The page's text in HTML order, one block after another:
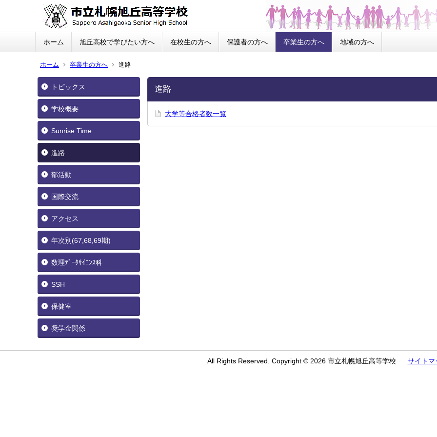
ホーム 旭丘高校で学びたい方へ 在校生の方へ 保護者の方へ 卒業生の方へ 地域の方へ
ホーム 卒業生の方へ 進路
トピックス
学校概要
Sunrise Time
進路
部活動
国際交流
アクセス
年次別(67,68,69期)
数理ﾃﾞｰﾀｻｲｴﾝｽ科
SSH
保健室
奨学金関係
進路
大学等合格者数一覧
All Rights Reserved. Copyright © 2026 市立札幌旭丘高等学校 サイトマ